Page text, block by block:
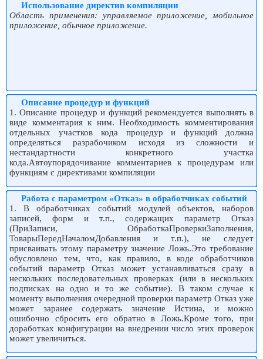
Использование директив компиляции
Область применения: управляемое приложение, мобильное
приложение, обычное приложение.
Описание процедур и функций
1. Описание процедур и функций рекомендуется выполнять в
виде комментария к ним. Необходимость комментирования
отдельных участков кода процедур и функций должна
определяться разрабочиком исходя из сложности и
нестандартности конкретного участка
кода.Автоупорядочивание комментариев к процедурам или
функциям с директивами компиляции
Работа с параметром «Отказ» в обработчиках событий
1. В обработчиках событий модулей объектов, наборов
записей, форм и т.п., содержащих параметр Отказ
(ПриЗаписи, ОбработкаПроверкиЗаполнения,
ТоварыПередНачаломДобавления и т.п.), не следует
присваивать этому параметру значение Ложь.Это требование
обусловлено тем, что, как правило, в коде обработчиков
событий параметр Отказ может устанавливаться сразу в
нескольких последовательных проверках (или в нескольких
подписках на одно и то же событие). В таком случае к
моменту выполнения очередной проверки параметр Отказ уже
может заранее содержать значение Истина, и можно
ошибочно сбросить его обратно в Ложь.Кроме того, при
доработках конфигурации на внедрении число этих проверок
может увеличиться.